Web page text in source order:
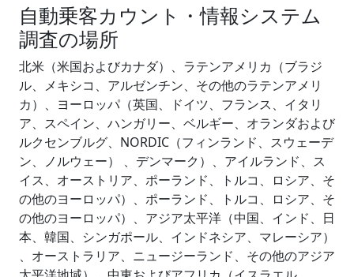
自動乗客カウント・情報システム
調査の場所
北米（米国およびカナダ）、ラテンアメリカ（ブラジ
ル、メキシコ、アルゼンチン、その他のラテンアメリ
カ）、ヨーロッパ（英国、ドイツ、フランス、イタリ
ア、スペイン、ハンガリー、ベルギー、オランダおよび
ルクセンブルグ、NORDIC（フィンランド、スウェーデ
ン、ノルウェー） 、デンマーク）、アイルランド、ス
イス、オーストリア、ポーランド、トルコ、ロシア、そ
の他のヨーロッパ）、ポーランド、トルコ、ロシア、そ
の他のヨーロッパ）、アジア太平洋（中国、インド、日
本、韓国、シンガポール、インドネシア、マレーシア）
、オーストラリア、ニュージーランド、その他のアジア